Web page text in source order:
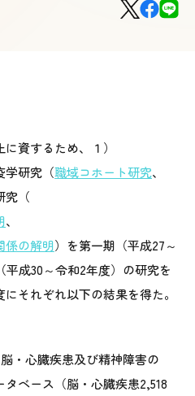
資するため、１）
学研究（職域コホート研究、
究（
、
係の解明）を第一期（平成27～
成30～令和2年度）の研究を
それぞれ以下の結果を得た。
・心臓疾患及び精神障害の
タベース（脳・心臓疾患2,518